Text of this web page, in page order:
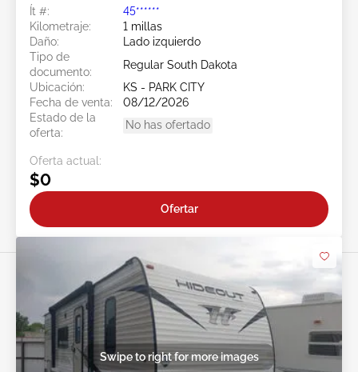
Ít #:
45******
Kilometraje:
1 millas
Daño:
Lado izquierdo
Tipo de
documento:
Regular South Dakota
Ubicación:
KS - PARK CITY
Fecha de venta:
08/12/2026
Estado de la
oferta:
No has ofertado
Oferta actual:
$0
Ofertar
Swipe to right for more images